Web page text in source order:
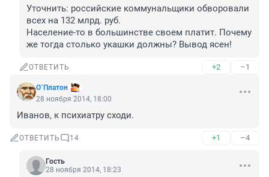
Уточнить: российские коммунальщики обворовали
всех на 132 млрд. руб.
Население-то в большинстве своем платит. Почему
же тогда столько укашки должны? Вывод ясен!
ОТВЕТИТЬ +2 –1
О`Платон
28 ноября 2014, 18:00
Иванов, к психиатру сходи.
ОТВЕТИТЬ 14 +1 –4
Гость
28 ноября 2014, 18:23